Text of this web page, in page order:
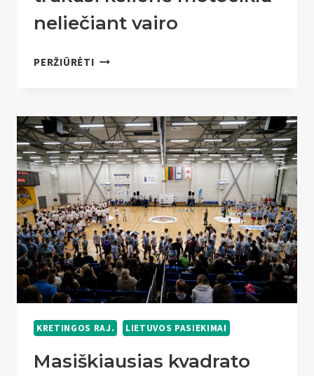
neliečiant vairo
PERŽIŪRĖTITOLIMIAUSIA
KELIONĖ
MOTOCIKLU
NELIEČIANT
VAIRO
KRETINGOS RAJ. LIETUVOS PASIEKIMAI
Masiškiausias kvadrato